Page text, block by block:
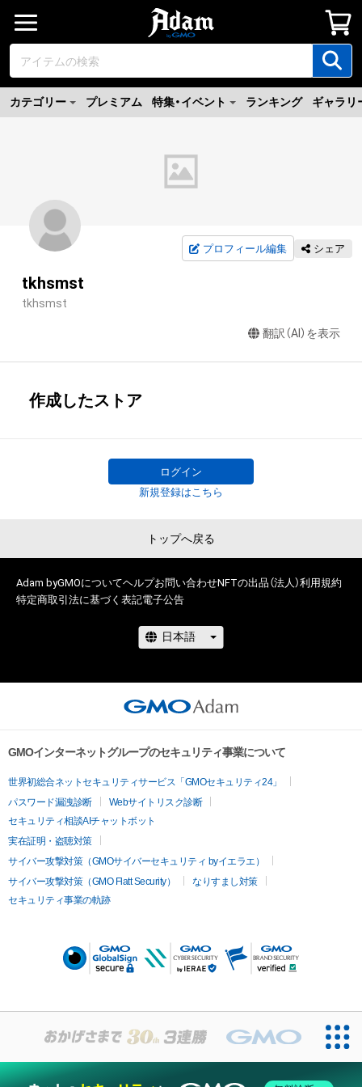
カテゴリー プレミアム 特集・イベント ランキング ギャラリ
プロフィール編集 シェア
tkhsmst
tkhsmst
翻訳（AI）を表示
作成したストア
ログイン
新規登録はこちら
トップへ戻る
Adam byGMOについてヘルプお問い合わせNFTの出品（法人）利用規約
特定商取引法に基づく表記電子公告
GMOインターネットグループのセキュリティ事業について
世界初総合ネットセキュリティサービス「GMOセキュリティ24」
パスワード漏洩診断
Webサイトリスク診断
セキュリティ相談AIチャットボット
実在証明・盗聴対策
サイバー攻撃対策（GMOサイバーセキュリティ byイエラエ）
サイバー攻撃対策（GMO Flatt Security）
なりすまし対策
セキュリティ事業の軌跡